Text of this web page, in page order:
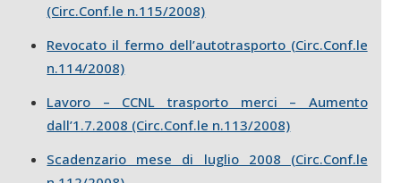
(Circ.Conf.le n.115/2008)
Revocato il fermo dell’autotrasporto (Circ.Conf.le
n.114/2008)
Lavoro – CCNL trasporto merci – Aumento
dall’1.7.2008 (Circ.Conf.le n.113/2008)
Scadenzario mese di luglio 2008 (Circ.Conf.le